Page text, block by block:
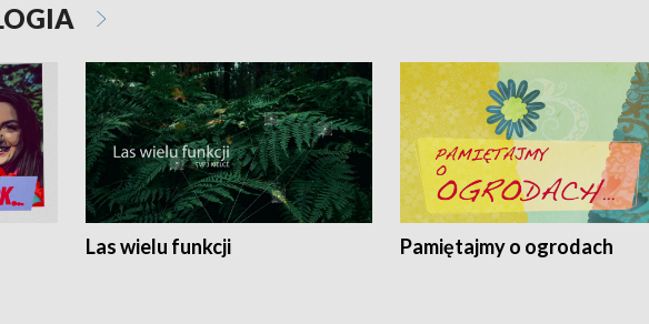
Las wielu funkcji Pamiętajmy o ogrodach